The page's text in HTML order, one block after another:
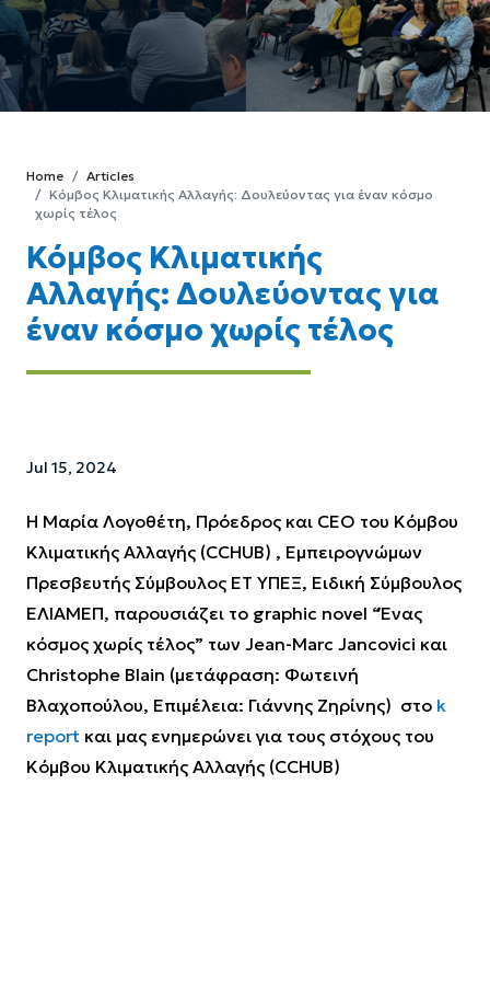
Home
Articles
Κόμβος Κλιματικής Αλλαγής: Δουλεύοντας για έναν κόσμο
χωρίς τέλος
Κόμβος Κλιματικής
Αλλαγής: Δουλεύοντας για
έναν κόσμο χωρίς τέλος
Jul 15, 2024
Η Μαρία Λογοθέτη, Πρόεδρος και CEO του Κόμβου
Κλιματικής Αλλαγής (CCHUB) , Εμπειρογνώμων
Πρεσβευτής Σύμβουλος ΕΤ ΥΠΕΞ, Ειδική Σύμβουλος
ΕΛΙΑΜΕΠ, παρουσιάζει το graphic novel “Ένας
κόσμος χωρίς τέλος” των Jean-Marc Jancovici και
Christophe Blain (μετάφραση: Φωτεινή
Βλαχοπούλου, Επιμέλεια: Γιάννης Ζηρίνης) στο k
report και μας ενημερώνει για τους στόχους του
Κόμβου Κλιματικής Αλλαγής (CCHUB)